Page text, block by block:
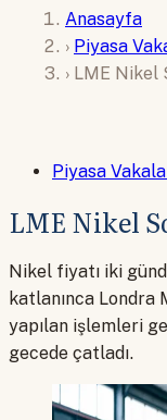
Anasayfa
› Piyasa
› LME Nikel
Piyasa
LME Nikel
Nikel fiyatı iki
katlanınca Londra
yapılan işlemleri
gecede çatladı.